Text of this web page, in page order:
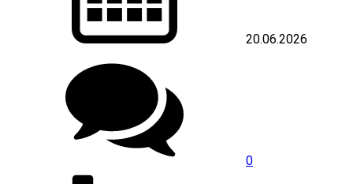
20.06.2026
0